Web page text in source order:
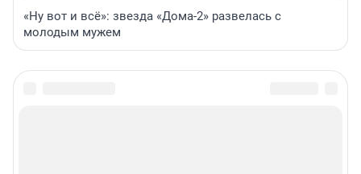
«Ну вот и всё»: звезда «Дома-2» развелась с
молодым мужем